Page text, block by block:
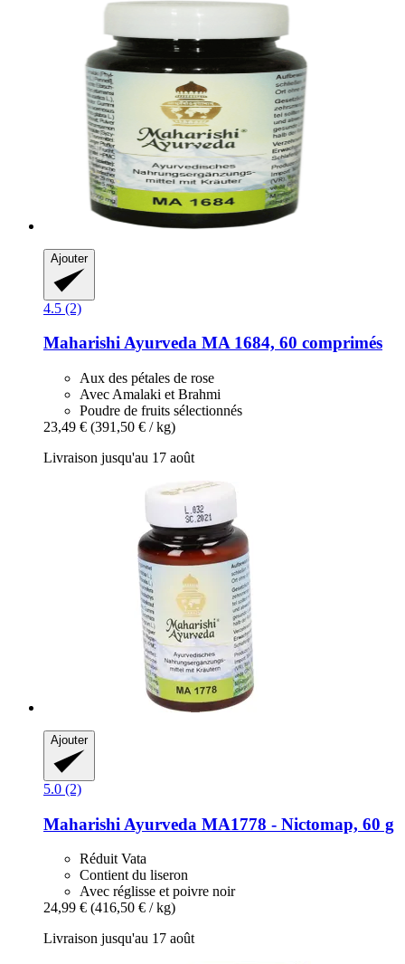
Ajouter
4.5 (2)
Maharishi Ayurveda MA 1684, 60 comprimés
Aux des pétales de rose
Avec Amalaki et Brahmi
Poudre de fruits sélectionnés
23,49 € (391,50 € / kg)
Livraison jusqu'au 17 août
Ajouter
5.0 (2)
Maharishi Ayurveda MA1778 -​ Nictomap, 60 g
Réduit Vata
Contient du liseron
Avec réglisse et poivre noir
24,99 € (416,50 € / kg)
Livraison jusqu'au 17 août